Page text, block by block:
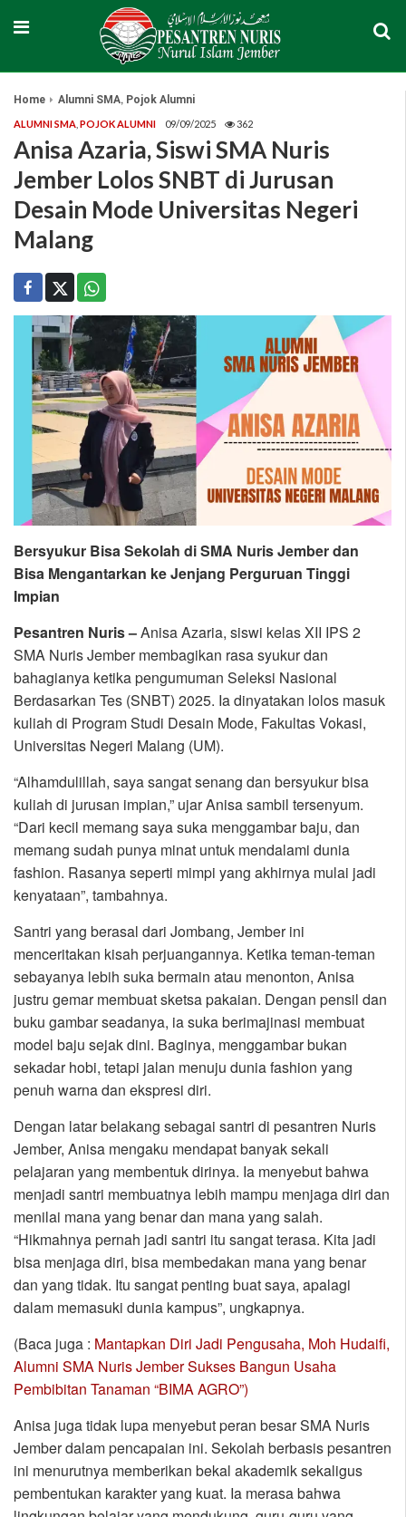
Home Alumni SMA, Pojok Alumni
ALUMNI SMA POJOK ALUMNI 09/09/2025 362
Anisa Azaria, Siswi SMA Nuris
Jember Lolos SNBT di Jurusan
Desain Mode Universitas Negeri
Malang
Bersyukur Bisa Sekolah di SMA Nuris Jember dan
Bisa Mengantarkan ke Jenjang Perguruan Tinggi
Impian
Pesantren Nuris –Anisa Azaria, siswi kelas XII IPS 2
SMA Nuris Jember membagikan rasa syukur dan
bahagianya ketika pengumuman Seleksi Nasional
Berdasarkan Tes (SNBT) 2025. Ia dinyatakan lolos masuk
kuliah di Program Studi Desain Mode, Fakultas Vokasi,
Universitas Negeri Malang (UM).
“Alhamdulillah, saya sangat senang dan bersyukur bisa
kuliah di jurusan impian,” ujar Anisa sambil tersenyum.
“Dari kecil memang saya suka menggambar baju, dan
memang sudah punya minat untuk mendalami dunia
fashion. Rasanya seperti mimpi yang akhirnya mulai jadi
kenyataan”, tambahnya.
Santri yang berasal dari Jombang, Jember ini
menceritakan kisah perjuangannya. Ketika teman-teman
sebayanya lebih suka bermain atau menonton, Anisa
justru gemar membuat sketsa pakaian. Dengan pensil dan
buku gambar seadanya, ia suka berimajinasi membuat
model baju sejak dini. Baginya, menggambar bukan
sekadar hobi, tetapi jalan menuju dunia fashion yang
penuh warna dan ekspresi diri.
Dengan latar belakang sebagai santri di pesantren Nuris
Jember, Anisa mengaku mendapat banyak sekali
pelajaran yang membentuk dirinya. Ia menyebut bahwa
menjadi santri membuatnya lebih mampu menjaga diri dan
menilai mana yang benar dan mana yang salah.
“Hikmahnya pernah jadi santri itu sangat terasa. Kita jadi
bisa menjaga diri, bisa membedakan mana yang benar
dan yang tidak. Itu sangat penting buat saya, apalagi
dalam memasuki dunia kampus”, ungkapnya.
(Baca juga : Mantapkan Diri Jadi Pengusaha, Moh Hudaifi,
Alumni SMA Nuris Jember Sukses Bangun Usaha
Pembibitan Tanaman “BIMA AGRO”)
Anisa juga tidak lupa menyebut peran besar SMA Nuris
Jember dalam pencapaian ini. Sekolah berbasis pesantren
ini menurutnya memberikan bekal akademik sekaligus
pembentukan karakter yang kuat. Ia merasa bahwa